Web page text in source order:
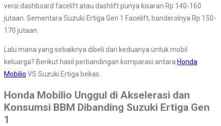
versi dashboard facelift atau dashlift punya kisaran Rp 140-160
jutaan. Sementara Suzuki Ertiga Gen 1 Facelift, banderolnya Rp 150-
170 jutaan.
Lalu mana yang sebaiknya dibeli dari keduanya untuk mobil
keluarga? Berikut hasil perbandingan komparasi antara Honda
Mobilio VS Suzuki Ertiga bekas:
Honda Mobilio Unggul di Akselerasi dan
Konsumsi BBM Dibanding Suzuki Ertiga Gen
1